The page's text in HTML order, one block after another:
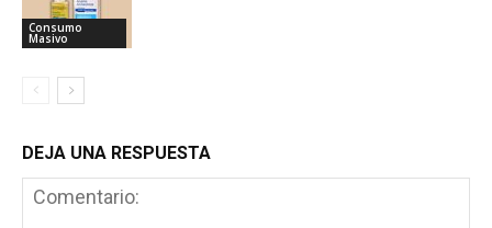
Consumo
Masivo
DEJA UNA RESPUESTA